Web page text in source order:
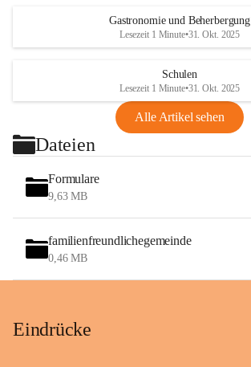
Gastronomie und Beherbergung
Lesezeit 1 Minute•31. Okt. 2025
Schulen
Lesezeit 1 Minute•31. Okt. 2025
Alle Artikel sehen
Dateien
Formulare
9,63 MB
familienfreundlichegemeinde
0,46 MB
Eindrücke